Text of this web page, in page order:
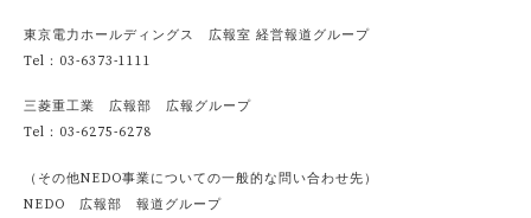
東京電力ホールディングス 広報室 経営報道グループ
Tel：03-6373-1111
三菱重工業 広報部 広報グループ
Tel：03-6275-6278
（その他NEDO事業についての一般的な問い合わせ先）
NEDO 広報部 報道グループ